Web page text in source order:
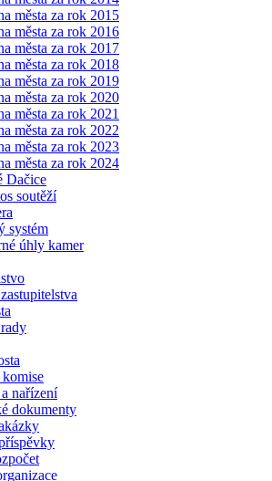
města za rok 2015
města za rok 2016
města za rok 2017
města za rok 2018
města za rok 2019
města za rok 2020
města za rok 2021
města za rok 2022
města za rok 2023
města za rok 2024
Dačice
soutěží
systém
úhly kamer
nařízení
dokumenty